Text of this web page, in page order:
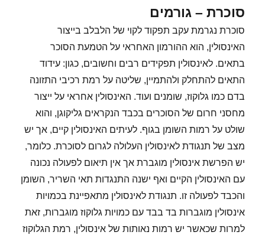
סוכרת – גורמים
סוכרת נגרמת עקב תפקוד לקוי של הלבלב בייצור
האינסולין, הוא ההורמון האחראי על הטמעת הסוכר
בתאים. לאינסולין תפקידים רבים וחשובים, כגון: עידוד
התאים להתחלק ולהתמיין, שליטה על רמת רכיבי התזונה
בדם כמו גלוקוז, שומנים ועוד. האינסולין אחראי על ייצור
מחסני חרום של הסוכרים בכבד הנקראים גליקוגן, והוא
שולט על רמות השומן בגוף. לעיתים האינסולין קיים, אך יש
מצב של תנגודת לאינסולין העלולה לגרום לסוכרת. כלומר,
יש הפרשת אינסולין מוגברת אך אין תיאום לפעולה נכונה
עם האינסולין הקיים ואף ישנה התנגדות תאי השריר, השומן
והכבד לפעולה זו. תנגודת לאינסולין מתאפיינת בכמויות
אינסולין מוגברות בד בבד עם כמויות גלוקוז מוגברות, זאת
למרות שכאשר יש רמות נאותות של אינסולין, רמת הגלוקוז